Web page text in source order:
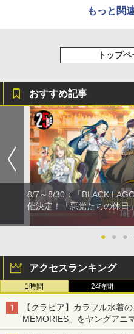
もっと関
トップ
おすすめ記事
8/7～8/30：「BLACK
催決定！「悪党たちの休日
● ● ●
アクセスランキング
1時間 24時間
【グラビア】カラフル水着
MEMORIES」をヤングアニ